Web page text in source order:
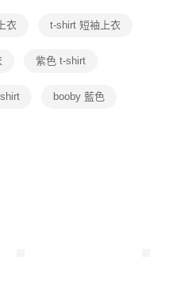
關疑問，請聯繫「AFTEE先享後付
support/home
「AFTEE先享後付」服務完成之交
人或監護人之同意方可使用
個別帳號之用戶狀況，依本公司即
衣 t-shirt 短袖上衣
紫色 t-shirt
booby 藍色